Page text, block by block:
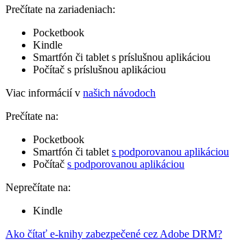
Prečítate na zariadeniach:
Pocketbook
Kindle
Smartfón či tablet s príslušnou aplikáciou
Počítač s príslušnou aplikáciou
Viac informácií v našich návodoch
Prečítate na:
Pocketbook
Smartfón či tablet s podporovanou aplikáciou
Počítač s podporovanou aplikáciou
Neprečítate na:
Kindle
Ako čítať e-knihy zabezpečené cez Adobe DRM?